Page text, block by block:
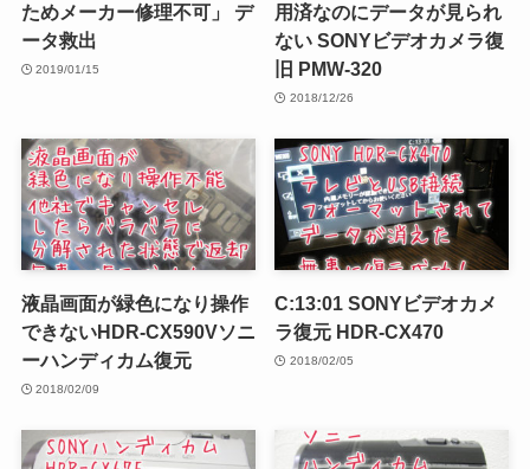
ためメーカー修理不可」 デ
ータ救出
2019/01/15
用済なのにデータが見られ
ない SONYビデオカメラ復
旧 PMW-320
2018/12/26
液晶画面が緑色になり操作
できないHDR-CX590Vソニ
ーハンディカム復元
2018/02/09
C:13:01 SONYビデオカメ
ラ復元 HDR-CX470
2018/02/05